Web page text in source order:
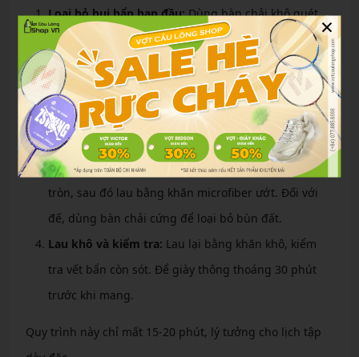
Loại bỏ bụi bẩn ban đầu:Dùng bàn chải khô quét
sạch bụi và sỏi nhỏ trên đế và bề mặt giày. Tháo dây
giày và lót để vệ sinh riêng.
Xịt dung dịch AC333:
Lắc chai, xịt đều bọt lên vết
bẩn, để ngấm 2-3 phút. Tập trung vào vùng mũi giày
và bên hông – nơi dễ bẩn nhất.
Chà và lau:Dùng bàn chải mềm chà nhẹ theo vòng
tròn, sau đó lau bằng khăn microfiber ướt. Đối với
đế, dùng bàn chải cứng để loại bỏ bùn đất.
Lau khô và kiểm tra: Lau lại bằng khăn khô, kiểm
tra vết bẩn còn sót. Để giày thông thoáng 30 phút
trước khi mang.
Quy trình này chỉ mất 15-20 phút, lý tưởng cho lịch tập
×